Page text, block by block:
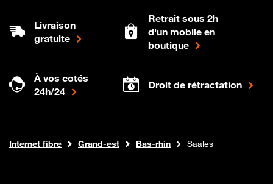
Livraison
gratuite
Retrait sous 2h
d'un mobile en
boutique
À vos cotés
24h/24
Droit de rétractation
Boutique Orange
Internet fibre Grand-est Bas-rhin Saales